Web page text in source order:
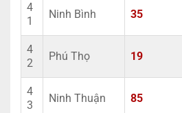
4
1
Ninh Bình 35
4
2
Phú Thọ 19
4
3
Ninh Thuận 85